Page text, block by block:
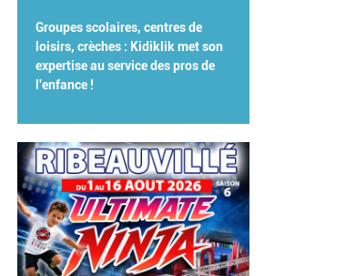
Groupes scolaires, centres de
loisirs, crèches : Kidiklik met son
expertise au service des pros de
l'enfance !